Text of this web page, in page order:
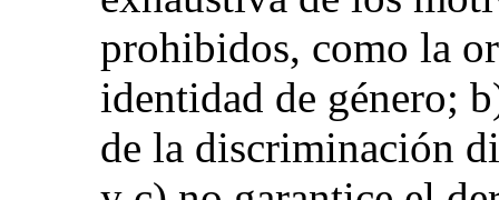
prohibidos, como la
identidad de género;
de la discriminación